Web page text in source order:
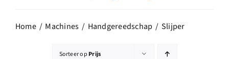
Home Machines Handgereedschap Slijper
Sorteer op Prijs